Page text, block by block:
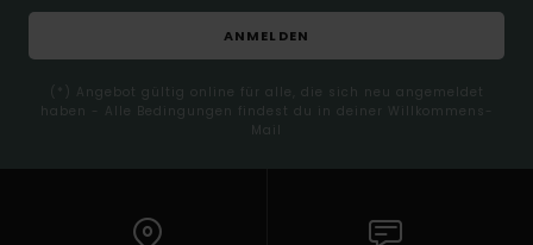
ANMELDEN
(*) Angebot gültig online für alle, die sich neu angemeldet
haben - Alle Bedingungen findest du in deiner Willkommens-
Mail